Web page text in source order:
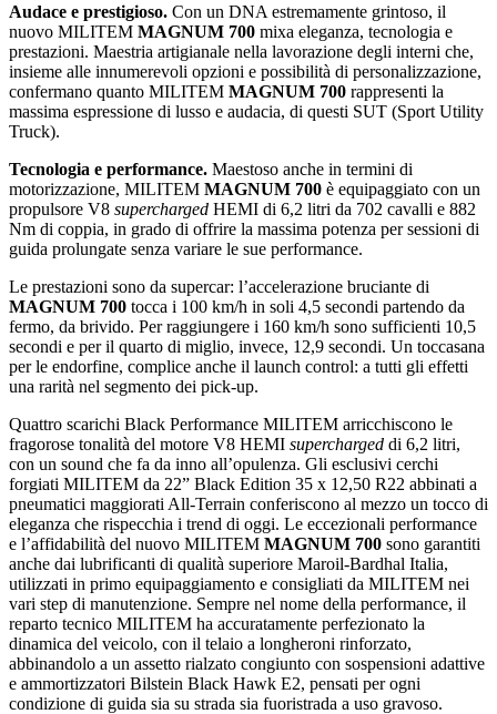
Audace e prestigioso. Con un DNA estremamente grintoso, il
nuovo MILITEM MAGNUM 700 mixa eleganza, tecnologia e
prestazioni. Maestria artigianale nella lavorazione degli interni che,
insieme alle innumerevoli opzioni e possibilità di personalizzazione,
confermano quanto MILITEM MAGNUM 700 rappresenti la
massima espressione di lusso e audacia, di questi SUT (Sport Utility
Truck).
Tecnologia e performance. Maestoso anche in termini di
motorizzazione, MILITEM MAGNUM 700 è equipaggiato con un
propulsore V8 supercharged HEMI di 6,2 litri da 702 cavalli e 882
Nm di coppia, in grado di offrire la massima potenza per sessioni di
guida prolungate senza variare le sue performance.
Le prestazioni sono da supercar: l’accelerazione bruciante di
MAGNUM 700 tocca i 100 km/h in soli 4,5 secondi partendo da
fermo, da brivido. Per raggiungere i 160 km/h sono sufficienti 10,5
secondi e per il quarto di miglio, invece, 12,9 secondi. Un toccasana
per le endorfine, complice anche il launch control: a tutti gli effetti
una rarità nel segmento dei pick-up.
Quattro scarichi Black Performance MILITEM arricchiscono le
fragorose tonalità del motore V8 HEMI supercharged di 6,2 litri,
con un sound che fa da inno all’opulenza. Gli esclusivi cerchi
forgiati MILITEM da 22” Black Edition 35 x 12,50 R22 abbinati a
pneumatici maggiorati All-Terrain conferiscono al mezzo un tocco di
eleganza che rispecchia i trend di oggi. Le eccezionali performance
e l’affidabilità del nuovo MILITEM MAGNUM 700 sono garantiti
anche dai lubrificanti di qualità superiore Maroil-Bardhal Italia,
utilizzati in primo equipaggiamento e consigliati da MILITEM nei
vari step di manutenzione. Sempre nel nome della performance, il
reparto tecnico MILITEM ha accuratamente perfezionato la
dinamica del veicolo, con il telaio a longheroni rinforzato,
abbinandolo a un assetto rialzato congiunto con sospensioni adattive
e ammortizzatori Bilstein Black Hawk E2, pensati per ogni
condizione di guida sia su strada sia fuoristrada a uso gravoso.